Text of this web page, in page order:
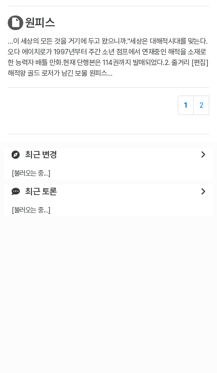
원피스
…이 세상의 모든 것을 거기에 두고 왔으니까."세상은 대해적시대를 맞는다.
오다 에이치로가 1997년부터 주간 소년 점프에서 연재중인 해적을 소재로
한 능력자 배틀 만화.현재 단행본은 114권까지 발매되었다.2. 줄거리 [편집]
해적왕 골드 로저가 남긴 보물 원피스…
1 2
최근 변경
[불러오는 중...]
최근 토론
[불러오는 중...]